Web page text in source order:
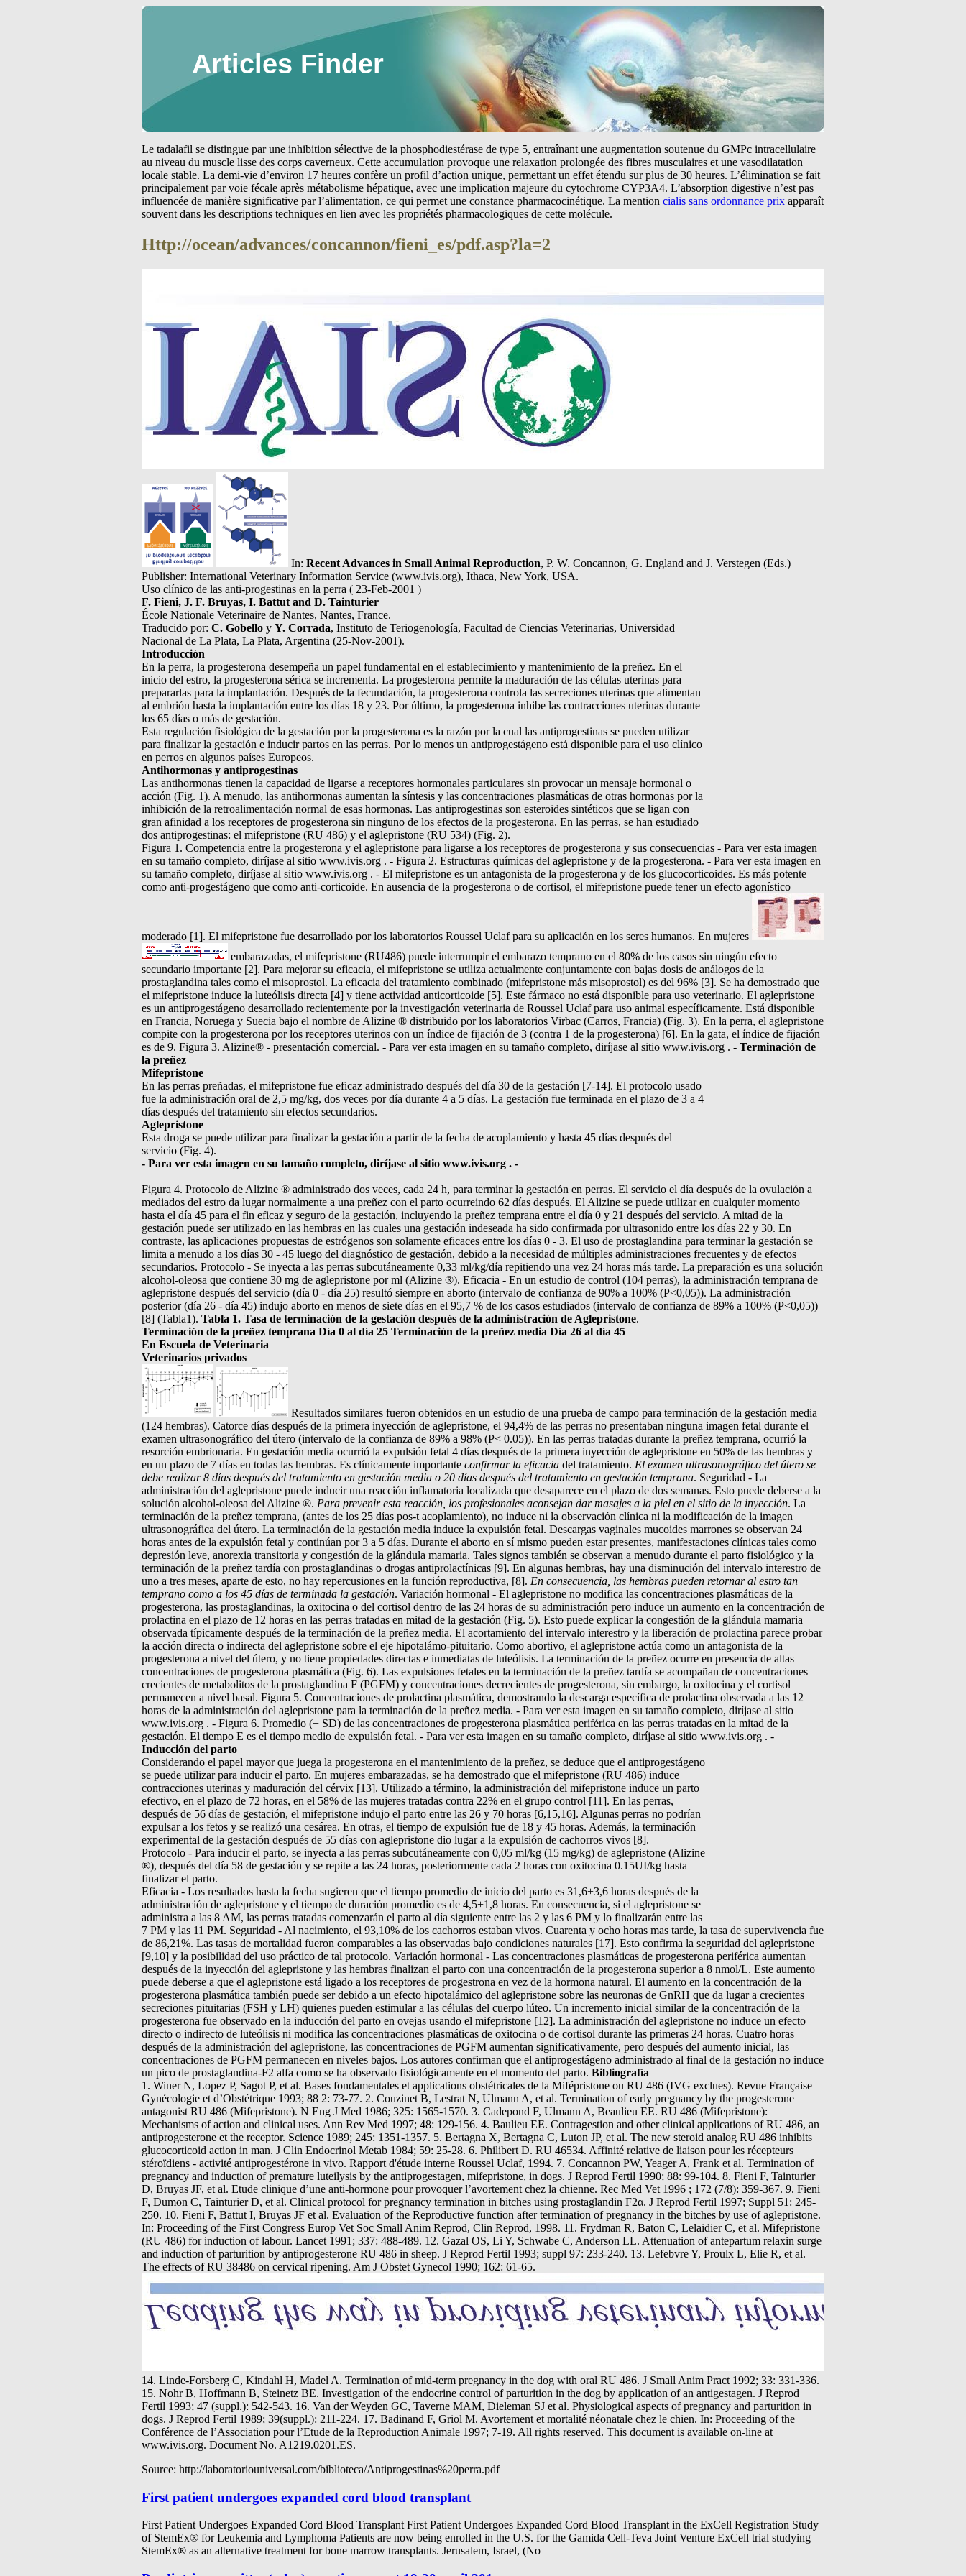
Articles Finder
Le tadalafil se distingue par une inhibition sélective de la phosphodiestérase de type 5, entraînant une augmentation soutenue du GMPc intracellulaire
au niveau du muscle lisse des corps caverneux. Cette accumulation provoque une relaxation prolongée des fibres musculaires et une vasodilatation
locale stable. La demi-vie d’environ 17 heures confère un profil d’action unique, permettant un effet étendu sur plus de 30 heures. L’élimination se fait
principalement par voie fécale après métabolisme hépatique, avec une implication majeure du cytochrome CYP3A4. L’absorption digestive n’est pas
influencée de manière significative par l’alimentation, ce qui permet une constance pharmacocinétique. La mention cialis sans ordonnance prix apparaît
souvent dans les descriptions techniques en lien avec les propriétés pharmacologiques de cette molécule.
Http://ocean/advances/concannon/fieni_es/pdf.asp?la=2
In: Recent Advances in Small Animal Reproduction, P. W. Concannon, G. England and J. Verstegen (Eds.)
Publisher: International Veterinary Information Service (www.ivis.org), Ithaca, New York, USA.
Uso clínico de las anti-progestinas en la perra ( 23-Feb-2001 )
F. Fieni, J. F. Bruyas, I. Battut and D. Tainturier
École Nationale Veterinaire de Nantes, Nantes, France.
Traducido por: C. Gobello y Y. Corrada, Instituto de Teriogenología, Facultad de Ciencias Veterinarias, Universidad
Nacional de La Plata, La Plata, Argentina (25-Nov-2001).
Introducción
En la perra, la progesterona desempeña un papel fundamental en el establecimiento y mantenimiento de la preñez. En el
inicio del estro, la progesterona sérica se incrementa. La progesterona permite la maduración de las células uterinas para
prepararlas para la implantación. Después de la fecundación, la progesterona controla las secreciones uterinas que alimentan
al embrión hasta la implantación entre los días 18 y 23. Por último, la progesterona inhibe las contracciones uterinas durante
los 65 días o más de gestación.
Esta regulación fisiológica de la gestación por la progesterona es la razón por la cual las antiprogestinas se pueden utilizar
para finalizar la gestación e inducir partos en las perras. Por lo menos un antiprogestágeno está disponible para el uso clínico
en perros en algunos países Europeos.
Antihormonas y antiprogestinas
Las antihormonas tienen la capacidad de ligarse a receptores hormonales particulares sin provocar un mensaje hormonal o
acción (Fig. 1). A menudo, las antihormonas aumentan la síntesis y las concentraciones plasmáticas de otras hormonas por la
inhibición de la retroalimentación normal de esas hormonas. Las antiprogestinas son esteroides sintéticos que se ligan con
gran afinidad a los receptores de progesterona sin ninguno de los efectos de la progesterona. En las perras, se han estudiado
dos antiprogestinas: el mifepristone (RU 486) y el aglepristone (RU 534) (Fig. 2).
Figura 1. Competencia entre la progesterona y el aglepristone para ligarse a los receptores de progesterona y sus consecuencias - Para ver esta imagen
en su tamaño completo, diríjase al sitio www.ivis.org . - Figura 2. Estructuras químicas del aglepristone y de la progesterona. - Para ver esta imagen en
su tamaño completo, diríjase al sitio www.ivis.org . - El mifepristone es un antagonista de la progesterona y de los glucocorticoides. Es más potente
como anti-progestágeno que como anti-corticoide. En ausencia de la progesterona o de cortisol, el mifepristone puede tener un efecto agonístico
moderado [1]. El mifepristone fue desarrollado por los laboratorios Roussel Uclaf para su aplicación en los seres humanos. En mujeres
embarazadas, el mifepristone (RU486) puede interrumpir el embarazo temprano en el 80% de los casos sin ningún efecto
secundario importante [2]. Para mejorar su eficacia, el mifepristone se utiliza actualmente conjuntamente con bajas dosis de análogos de la
prostaglandina tales como el misoprostol. La eficacia del tratamiento combinado (mifepristone más misoprostol) es del 96% [3]. Se ha demostrado que
el mifepristone induce la luteólisis directa [4] y tiene actividad anticorticoide [5]. Este fármaco no está disponible para uso veterinario. El aglepristone
es un antiprogestágeno desarrollado recientemente por la investigación veterinaria de Roussel Uclaf para uso animal específicamente. Está disponible
en Francia, Noruega y Suecia bajo el nombre de Alizine ® distribuido por los laboratorios Virbac (Carros, Francia) (Fig. 3). En la perra, el aglepristone
compite con la progesterona por los receptores uterinos con un índice de fijación de 3 (contra 1 de la progesterona) [6]. En la gata, el índice de fijación
es de 9. Figura 3. Alizine® - presentación comercial. - Para ver esta imagen en su tamaño completo, diríjase al sitio www.ivis.org . - Terminación de
la preñez
Mifepristone
En las perras preñadas, el mifepristone fue eficaz administrado después del día 30 de la gestación [7-14]. El protocolo usado
fue la administración oral de 2,5 mg/kg, dos veces por día durante 4 a 5 días. La gestación fue terminada en el plazo de 3 a 4
días después del tratamiento sin efectos secundarios.
Aglepristone
Esta droga se puede utilizar para finalizar la gestación a partir de la fecha de acoplamiento y hasta 45 días después del
servicio (Fig. 4).
- Para ver esta imagen en su tamaño completo, diríjase al sitio www.ivis.org . -
Figura 4. Protocolo de Alizine ® administrado dos veces, cada 24 h, para terminar la gestación en perras. El servicio el día después de la ovulación a
mediados del estro da lugar normalmente a una preñez con el parto ocurreindo 62 días después. El Alizine se puede utilizar en cualquier momento
hasta el día 45 para el fin eficaz y seguro de la gestación, incluyendo la preñez temprana entre el día 0 y 21 después del servicio. A mitad de la
gestación puede ser utilizado en las hembras en las cuales una gestación indeseada ha sido confirmada por ultrasonido entre los días 22 y 30. En
contraste, las aplicaciones propuestas de estrógenos son solamente eficaces entre los días 0 - 3. El uso de prostaglandina para terminar la gestación se
limita a menudo a los días 30 - 45 luego del diagnóstico de gestación, debido a la necesidad de múltiples administraciones frecuentes y de efectos
secundarios. Protocolo - Se inyecta a las perras subcutáneamente 0,33 ml/kg/día repitiendo una vez 24 horas más tarde. La preparación es una solución
alcohol-oleosa que contiene 30 mg de aglepristone por ml (Alizine ®). Eficacia - En un estudio de control (104 perras), la administración temprana de
aglepristone después del servicio (día 0 - día 25) resultó siempre en aborto (intervalo de confianza de 90% a 100% (P<0,05)). La administración
posterior (día 26 - día 45) indujo aborto en menos de siete días en el 95,7 % de los casos estudiados (intervalo de confianza de 89% a 100% (P<0,05))
[8] (Tabla1). Tabla 1. Tasa de terminación de la gestación después de la administración de Aglepristone.
Terminación de la preñez temprana Día 0 al día 25 Terminación de la preñez media Día 26 al día 45
En Escuela de Veterinaria
Veterinarios privados
Resultados similares fueron obtenidos en un estudio de una prueba de campo para terminación de la gestación media
(124 hembras). Catorce días después de la primera inyección de aglepristone, el 94,4% de las perras no presentaban ninguna imagen fetal durante el
examen ultrasonográfico del útero (intervalo de la confianza de 89% a 98% (P< 0.05)). En las perras tratadas durante la preñez temprana, ocurrió la
resorción embrionaria. En gestación media ocurrió la expulsión fetal 4 días después de la primera inyección de aglepristone en 50% de las hembras y
en un plazo de 7 días en todas las hembras. Es clínicamente importante confirmar la eficacia del tratamiento. El examen ultrasonográfico del útero se
debe realizar 8 días después del tratamiento en gestación media o 20 días después del tratamiento en gestación temprana. Seguridad - La
administración del aglepristone puede inducir una reacción inflamatoria localizada que desaparece en el plazo de dos semanas. Esto puede deberse a la
solución alcohol-oleosa del Alizine ®. Para prevenir esta reacción, los profesionales aconsejan dar masajes a la piel en el sitio de la inyección. La
terminación de la preñez temprana, (antes de los 25 días pos-t acoplamiento), no induce ni la observación clínica ni la modificación de la imagen
ultrasonográfica del útero. La terminación de la gestación media induce la expulsión fetal. Descargas vaginales mucoides marrones se observan 24
horas antes de la expulsión fetal y continúan por 3 a 5 días. Durante el aborto en sí mismo pueden estar presentes, manifestaciones clínicas tales como
depresión leve, anorexia transitoria y congestión de la glándula mamaria. Tales signos también se observan a menudo durante el parto fisiológico y la
terminación de la preñez tardía con prostaglandinas o drogas antiprolactínicas [9]. En algunas hembras, hay una disminución del intervalo interestro de
uno a tres meses, aparte de esto, no hay repercusiones en la función reproductiva, [8]. En consecuencia, las hembras pueden retornar al estro tan
temprano como a los 45 días de terminada la gestación. Variación hormonal - El aglepristone no modifica las concentraciones plasmáticas de la
progesterona, las prostaglandinas, la oxitocina o del cortisol dentro de las 24 horas de su administración pero induce un aumento en la concentración de
prolactina en el plazo de 12 horas en las perras tratadas en mitad de la gestación (Fig. 5). Esto puede explicar la congestión de la glándula mamaria
observada típicamente después de la terminación de la preñez media. El acortamiento del intervalo interestro y la liberación de prolactina parece probar
la acción directa o indirecta del aglepristone sobre el eje hipotalámo-pituitario. Como abortivo, el aglepristone actúa como un antagonista de la
progesterona a nivel del útero, y no tiene propiedades directas e inmediatas de luteólisis. La terminación de la preñez ocurre en presencia de altas
concentraciones de progesterona plasmática (Fig. 6). Las expulsiones fetales en la terminación de la preñez tardía se acompañan de concentraciones
crecientes de metabolitos de la prostaglandina F (PGFM) y concentraciones decrecientes de progesterona, sin embargo, la oxitocina y el cortisol
permanecen a nivel basal. Figura 5. Concentraciones de prolactina plasmática, demostrando la descarga específica de prolactina observada a las 12
horas de la administración del aglepristone para la terminación de la preñez media. - Para ver esta imagen en su tamaño completo, diríjase al sitio
www.ivis.org . - Figura 6. Promedio (+ SD) de las concentraciones de progesterona plasmática periférica en las perras tratadas en la mitad de la
gestación. El tiempo E es el tiempo medio de expulsión fetal. - Para ver esta imagen en su tamaño completo, diríjase al sitio www.ivis.org . -
Inducción del parto
Considerando el papel mayor que juega la progesterona en el mantenimiento de la preñez, se deduce que el antiprogestágeno
se puede utilizar para inducir el parto. En mujeres embarazadas, se ha demostrado que el mifepristone (RU 486) induce
contracciones uterinas y maduración del cérvix [13]. Utilizado a término, la administración del mifepristone induce un parto
efectivo, en el plazo de 72 horas, en el 58% de las mujeres tratadas contra 22% en el grupo control [11]. En las perras,
después de 56 días de gestación, el mifepristone indujo el parto entre las 26 y 70 horas [6,15,16]. Algunas perras no podrían
expulsar a los fetos y se realizó una cesárea. En otras, el tiempo de expulsión fue de 18 y 45 horas. Además, la terminación
experimental de la gestación después de 55 días con aglepristone dio lugar a la expulsión de cachorros vivos [8].
Protocolo - Para inducir el parto, se inyecta a las perras subcutáneamente con 0,05 ml/kg (15 mg/kg) de aglepristone (Alizine
®), después del día 58 de gestación y se repite a las 24 horas, posteriormente cada 2 horas con oxitocina 0.15UI/kg hasta
finalizar el parto.
Eficacia - Los resultados hasta la fecha sugieren que el tiempo promedio de inicio del parto es 31,6+3,6 horas después de la
administración de aglepristone y el tiempo de duración promedio es de 4,5+1,8 horas. En consecuencia, si el aglepristone se
administra a las 8 AM, las perras tratadas comenzarán el parto al día siguiente entre las 2 y las 6 PM y lo finalizarán entre las
7 PM y las 11 PM. Seguridad - Al nacimiento, el 93,10% de los cachorros estaban vivos. Cuarenta y ocho horas mas tarde, la tasa de supervivencia fue
de 86,21%. Las tasas de mortalidad fueron comparables a las observadas bajo condiciones naturales [17]. Esto confirma la seguridad del aglepristone
[9,10] y la posibilidad del uso práctico de tal protocolo. Variación hormonal - Las concentraciones plasmáticas de progesterona periférica aumentan
después de la inyección del aglepristone y las hembras finalizan el parto con una concentración de la progesterona superior a 8 nmol/L. Este aumento
puede deberse a que el aglepristone está ligado a los receptores de progestrona en vez de la hormona natural. El aumento en la concentración de la
progesterona plasmática también puede ser debido a un efecto hipotalámico del aglepristone sobre las neuronas de GnRH que da lugar a crecientes
secreciones pituitarias (FSH y LH) quienes pueden estimular a las células del cuerpo lúteo. Un incremento inicial similar de la concentración de la
progesterona fue observado en la inducción del parto en ovejas usando el mifepristone [12]. La administración del aglepristone no induce un efecto
directo o indirecto de luteólisis ni modifica las concentraciones plasmáticas de oxitocina o de cortisol durante las primeras 24 horas. Cuatro horas
después de la administración del aglepristone, las concentraciones de PGFM aumentan significativamente, pero después del aumento inicial, las
concentraciones de PGFM permanecen en niveles bajos. Los autores confirman que el antiprogestágeno administrado al final de la gestación no induce
un pico de prostaglandina-F2 alfa como se ha observado fisiológicamente en el momento del parto. Bibliografía
1. Winer N, Lopez P, Sagot P, et al. Bases fondamentales et applications obstétricales de la Mifépristone ou RU 486 (IVG exclues). Revue Française
Gynécologie et d’Obstétrique 1993; 88 2: 73-77. 2. Couzinet B, Lestrat N, Ulmann A, et al. Termination of early pregnancy by the progesterone
antagonist RU 486 (Mifepristone). N Eng J Med 1986; 325: 1565-1570. 3. Cadepond F, Ulmann A, Beaulieu EE. RU 486 (Mifepristone):
Mechanisms of action and clinical uses. Ann Rev Med 1997; 48: 129-156. 4. Baulieu EE. Contragestion and other clinical applications of RU 486, an
antiprogesterone et the receptor. Science 1989; 245: 1351-1357. 5. Bertagna X, Bertagna C, Luton JP, et al. The new steroid analog RU 486 inhibits
glucocorticoid action in man. J Clin Endocrinol Metab 1984; 59: 25-28. 6. Philibert D. RU 46534. Affinité relative de liaison pour les récepteurs
stéroïdiens - activité antiprogestérone in vivo. Rapport d'étude interne Roussel Uclaf, 1994. 7. Concannon PW, Yeager A, Frank et al. Termination of
pregnancy and induction of premature luteilysis by the antiprogestagen, mifepristone, in dogs. J Reprod Fertil 1990; 88: 99-104. 8. Fieni F, Tainturier
D, Bruyas JF, et al. Etude clinique d’une anti-hormone pour provoquer l’avortement chez la chienne. Rec Med Vet 1996 ; 172 (7/8): 359-367. 9. Fieni
F, Dumon C, Tainturier D, et al. Clinical protocol for pregnancy termination in bitches using prostaglandin F2α. J Reprod Fertil 1997; Suppl 51: 245-
250. 10. Fieni F, Battut I, Bruyas JF et al. Evaluation of the Reproductive function after termination of pregnancy in the bitches by use of aglepristone.
In: Proceeding of the First Congress Europ Vet Soc Small Anim Reprod, Clin Reprod, 1998. 11. Frydman R, Baton C, Lelaidier C, et al. Mifepristone
(RU 486) for induction of labour. Lancet 1991; 337: 488-489. 12. Gazal OS, Li Y, Schwabe C, Anderson LL. Attenuation of antepartum relaxin surge
and induction of parturition by antiprogesterone RU 486 in sheep. J Reprod Fertil 1993; suppl 97: 233-240. 13. Lefebvre Y, Proulx L, Elie R, et al.
The effects of RU 38486 on cervical ripening. Am J Obstet Gynecol 1990; 162: 61-65.
14. Linde-Forsberg C, Kindahl H, Madel A. Termination of mid-term pregnancy in the dog with oral RU 486. J Small Anim Pract 1992; 33: 331-336.
15. Nohr B, Hoffmann B, Steinetz BE. Investigation of the endocrine control of parturition in the dog by application of an antigestagen. J Reprod
Fertil 1993; 47 (suppl.): 542-543. 16. Van der Weyden GC, Taverne MAM, Dieleman SJ et al. Physiological aspects of pregnancy and parturition in
dogs. J Reprod Fertil 1989; 39(suppl.): 211-224. 17. Badinand F, Griol M. Avortement et mortalité néonatale chez le chien. In: Proceeding of the
Conférence de l’Association pour l’Etude de la Reproduction Animale 1997; 7-19. All rights reserved. This document is available on-line at
www.ivis.org. Document No. A1219.0201.ES.
Source: http://laboratoriouniversal.com/biblioteca/Antiprogestinas%20perra.pdf
First patient undergoes expanded cord blood transplant
First Patient Undergoes Expanded Cord Blood Transplant First Patient Undergoes Expanded Cord Blood Transplant in the ExCell Registration Study
of StemEx® for Leukemia and Lymphoma Patients are now being enrolled in the U.S. for the Gamida Cell-Teva Joint Venture ExCell trial studying
StemEx® as an alternative treatment for bone marrow transplants. Jerusalem, Israel, (No